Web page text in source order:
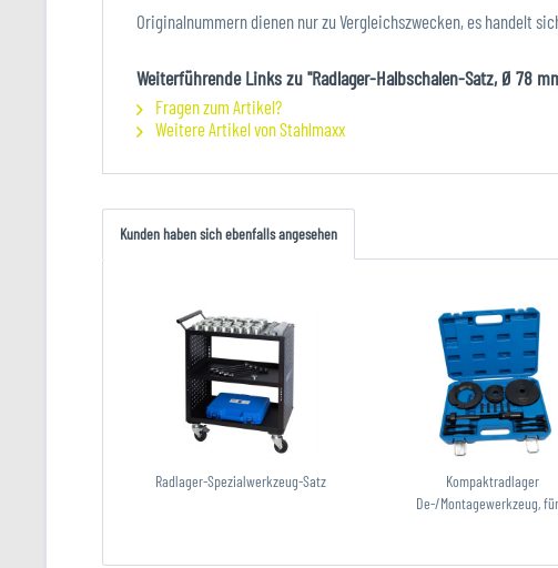
Originalnummern dienen nur zu Vergleichszwecken, es handelt
Weiterführende Links zu "Radlager-Halbschalen-Satz, Ø 78
Fragen zum Artikel?
Weitere Artikel von Stahlmaxx
Kunden haben sich ebenfalls angesehen
Radlager-Spezialwerkzeug-Satz
Kompaktradlager
De-/Montagewerkzeug,